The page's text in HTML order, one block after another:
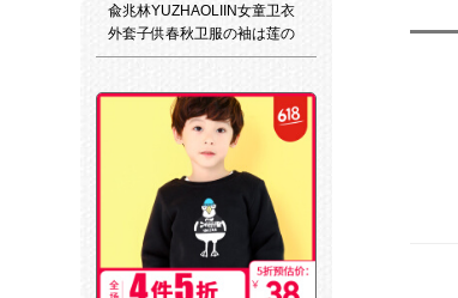
兪兆林YUZHAOLIIN女童卫衣
外套子供春秋卫服の袖は莲の
叶の辺の小さい仙女を持ちま